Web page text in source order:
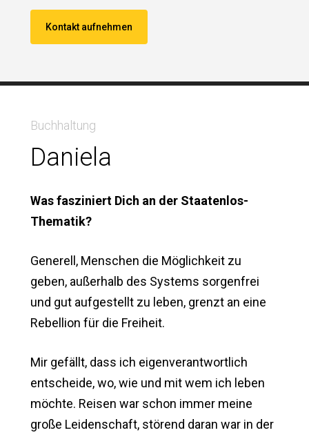
Kontakt aufnehmen
Buchhaltung
Daniela
Was fasziniert Dich an der Staatenlos-
Thematik?
Generell, Menschen die Möglichkeit zu
geben, außerhalb des Systems sorgenfrei
und gut aufgestellt zu leben, grenzt an eine
Rebellion für die Freiheit.
Mir gefällt, dass ich eigenverantwortlich
entscheide, wo, wie und mit wem ich leben
möchte. Reisen war schon immer meine
große Leidenschaft, störend daran war in der